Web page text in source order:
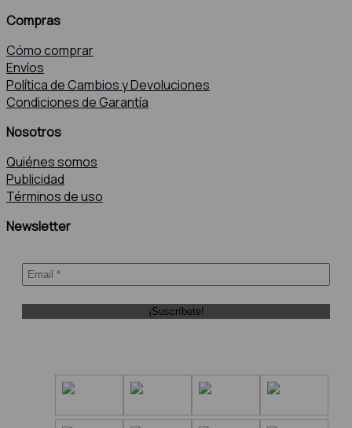
Compras
Cómo comprar
Envíos
Política de Cambios y Devoluciones
Condiciones de Garantía
Nosotros
Quiénes somos
Publicidad
Términos de uso
Newsletter